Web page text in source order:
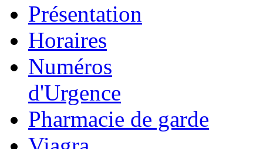
Présentation
Horaires
Numéros
d'Urgence
Pharmacie de garde